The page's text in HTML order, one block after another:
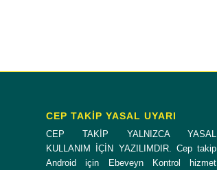
CEP TAKİP YASAL UYARI
CEP TAKİP YALNIZCA YASAL
KULLANIM İÇİN YAZILIMDIR. Cep takip
Android için Ebeveyn Kontrol hizmet